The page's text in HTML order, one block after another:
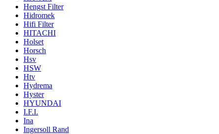
Hengst Filter
Hidromek
Hifi Filter
HITACHI
Holset
Horsch
Hsv
HSW
Htv
Hydrema
Hyster
HYUNDAI
I.F.I.
Ina
Ingersoll Rand